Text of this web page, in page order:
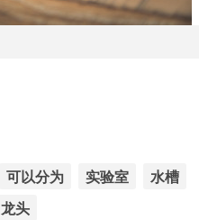
可以分为 实验室
水槽
龙头